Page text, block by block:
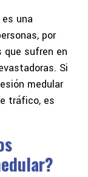
una
por
que sufren en
Si
medular
tráfico, es